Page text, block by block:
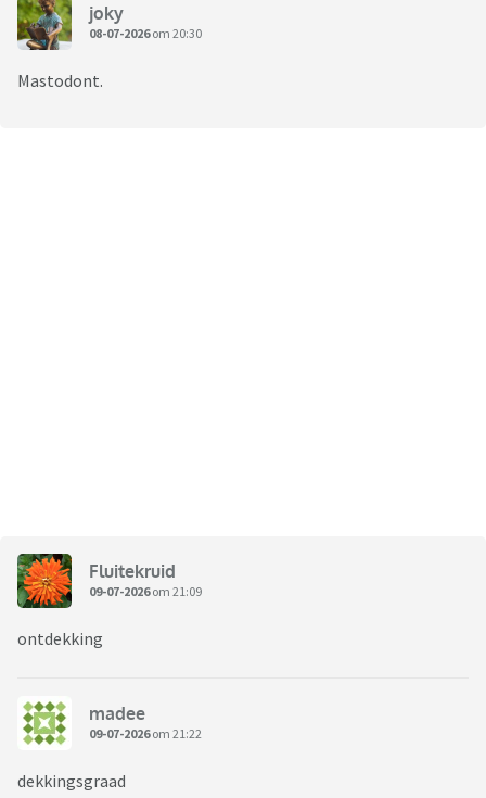
joky
08-07-2026om 20:30
Mastodont.
Fluitekruid
09-07-2026om 21:09
ontdekking
madee
09-07-2026om 21:22
dekkingsgraad